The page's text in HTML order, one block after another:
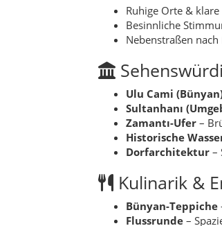
Bünyan-Teppiche
Flussrunde –
Dorffeste–
Hidden
Abendlicht am
Kleine Han-Höfe–
Werkstattbesuche
FAQ –
Beste Reisezeit?
Benötigt man ein
Teppichkauf?In
Drohne erlaubt?